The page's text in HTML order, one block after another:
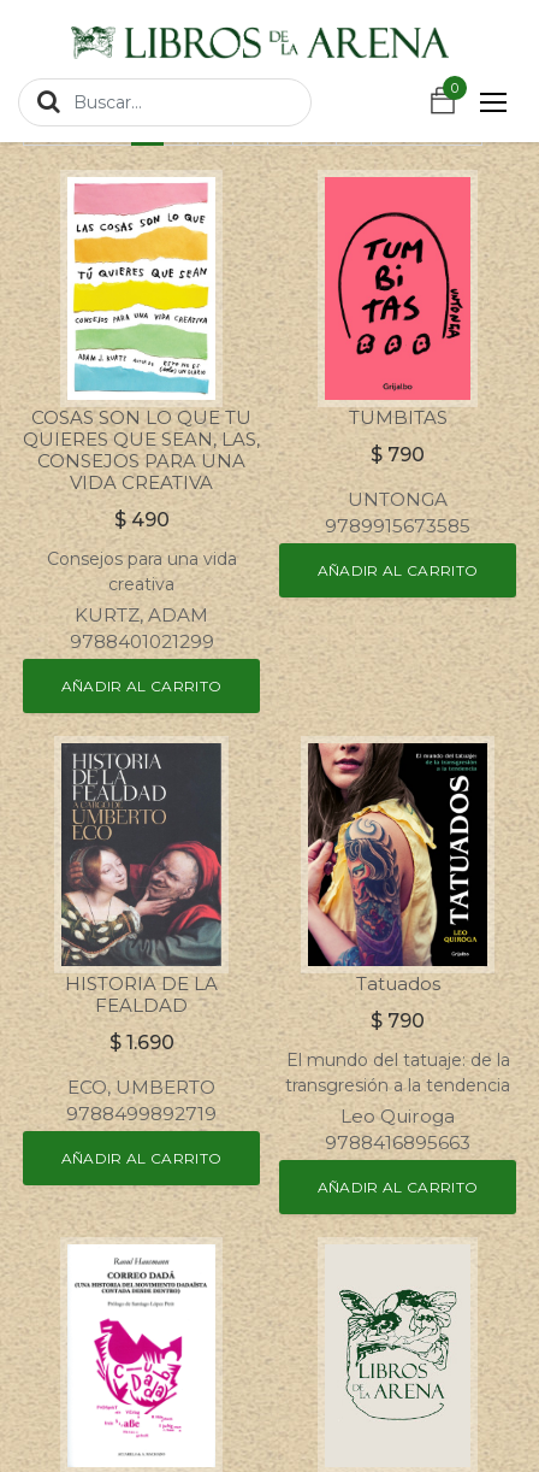
0
FILTRO MOSTRAR
ANTERIOR 1 2 3 4 5
COSAS SON LO QUE TU
QUIERES QUE SEAN, LAS,
CONSEJOS PARA UNA
VIDA CREATIVA
$490
Consejos para una vida
creativa
KURTZ, ADAM
9788401021299
AÑADIR AL CARRITO
TUMBITAS
$ 790
UNTONGA
9789915673585
AÑADIR AL CARRITO
HISTORIA DE LA
FEALDAD
$1.690
ECO, UMBERTO
9788499892719
AÑADIR AL CARRITO
Tatuados
$790
El mundo del tatuaje: de la
transgresión a la tendencia
Leo Quiroga
9788416895663
AÑADIR AL CARRITO